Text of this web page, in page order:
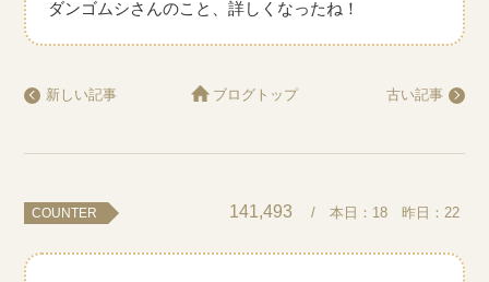
ダンゴムシさんのこと、詳しくなったね！
新しい記事 古い記事
ブログトップ
COUNTER 141,493 / 本日： 18昨日： 22